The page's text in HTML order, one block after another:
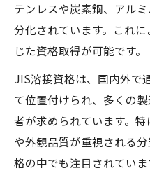
テンレスや炭素鋼、アル
分化されています。これ
じた資格取得が可能です。
JIS溶接資格は、国内外で
て位置付けられ、多くの
者が求められています。
や外観品質が重視される
格の中でも注目されていま